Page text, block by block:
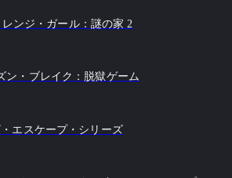
レンジ・ガール：謎の家 2
ン・ブレイク：脱獄ゲーム
エスケープ・シリーズ